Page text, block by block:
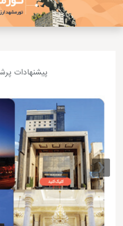
پیشنهادات
‹